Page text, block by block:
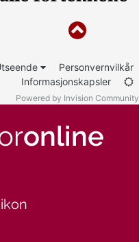
Personvernvilkår
Informasjonskapsler
Powered by Invision Community
online